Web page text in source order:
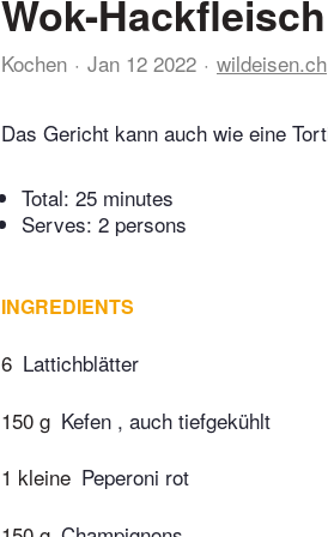
Wok-
Kochen Jan 12 2022 wildeisen.ch
Das Gericht kann auch wie eine
Total: 25 minutes
Serves: 2 persons
INGREDIENTS
6 Lattichblätter
150 g Kefen , auch tiefgekühlt
1 kleine Peperoni rot